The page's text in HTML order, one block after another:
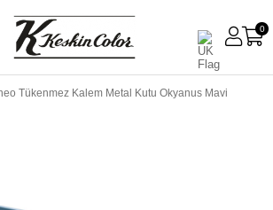
0
Tükenmez Kalem Metal Kutu Okyanus Mavi